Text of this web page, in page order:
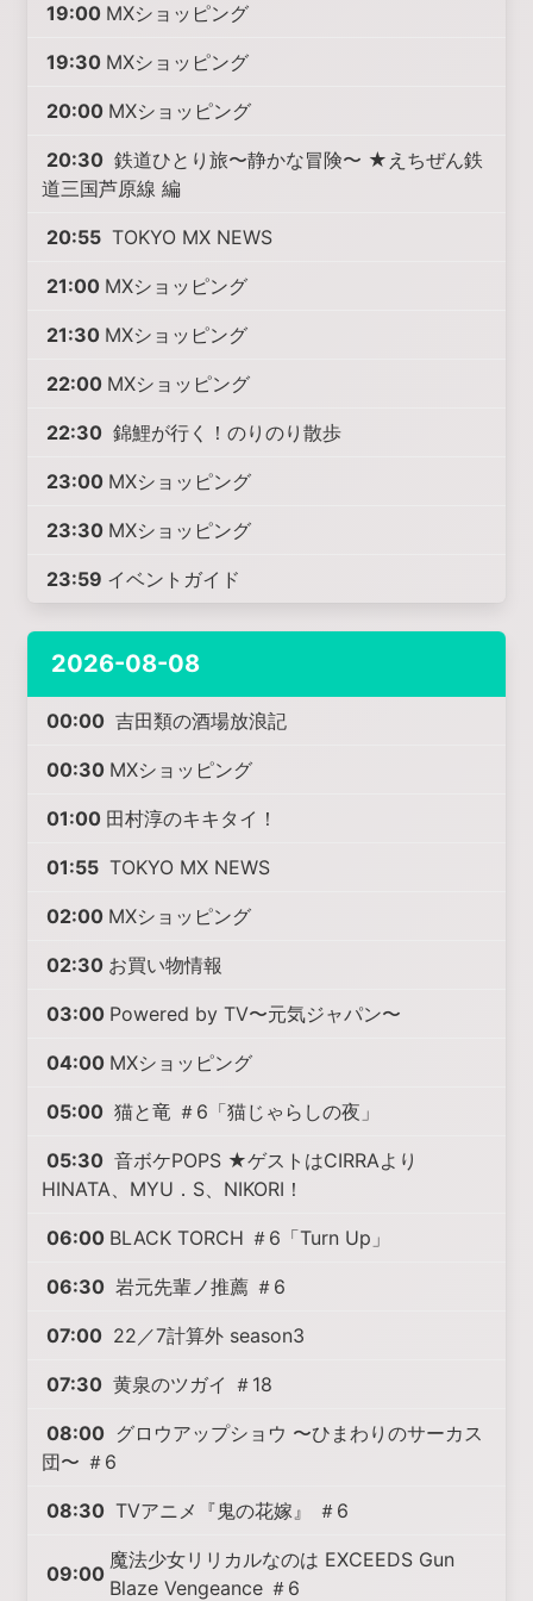
19:00 MXショッピング
19:30 MXショッピング
20:00 MXショッピング
20:30 鉄道ひとり旅〜静かな冒険〜 ★えちぜん鉄
道三国芦原線 編
20:55 TOKYO MX NEWS
21:00 MXショッピング
21:30 MXショッピング
22:00 MXショッピング
22:30 錦鯉が行く！のりのり散歩
23:00 MXショッピング
23:30 MXショッピング
23:59 イベントガイド
2026-08-08
00:00 吉田類の酒場放浪記
00:30 MXショッピング
01:00 田村淳のキキタイ！
01:55 TOKYO MX NEWS
02:00 MXショッピング
02:30 お買い物情報
03:00 Powered by TV〜元気ジャパン〜
04:00 MXショッピング
05:00 猫と竜 ＃6「猫じゃらしの夜」
05:30 音ボケPOPS ★ゲストはCIRRAより
HINATA、MYU．S、NIKORI！
06:00 BLACK TORCH ＃6「Turn Up」
06:30 岩元先輩ノ推薦 ＃6
07:00 22／7計算外 season3
07:30 黄泉のツガイ ＃18
08:00 グロウアップショウ 〜ひまわりのサーカス
団〜 ＃6
08:30 TVアニメ『鬼の花嫁』 ＃6
09:00
魔法少女リリカルなのは EXCEEDS Gun
Blaze Vengeance ＃6